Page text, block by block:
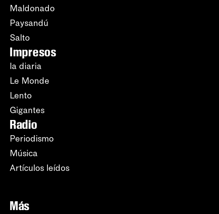
Maldonado
Paysandú
Salto
Impresos
la diaria
Le Monde
Lento
Gigantes
Radio
Periodismo
Música
Artículos leídos
Más